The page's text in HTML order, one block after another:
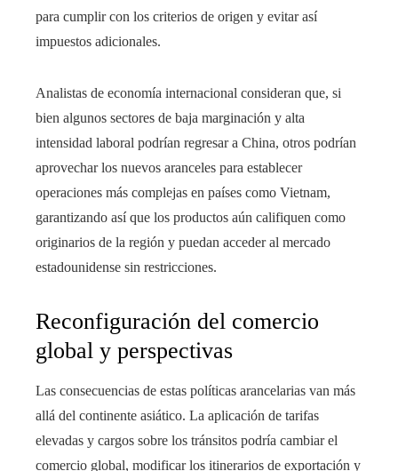
para cumplir con los criterios de origen y evitar así
impuestos adicionales.
Analistas de economía internacional consideran que, si
bien algunos sectores de baja marginación y alta
intensidad laboral podrían regresar a China, otros podrían
aprovechar los nuevos aranceles para establecer
operaciones más complejas en países como Vietnam,
garantizando así que los productos aún califiquen como
originarios de la región y puedan acceder al mercado
estadounidense sin restricciones.
Reconfiguración del comercio
global y perspectivas
Las consecuencias de estas políticas arancelarias van más
allá del continente asiático. La aplicación de tarifas
elevadas y cargos sobre los tránsitos podría cambiar el
comercio global, modificar los itinerarios de exportación y